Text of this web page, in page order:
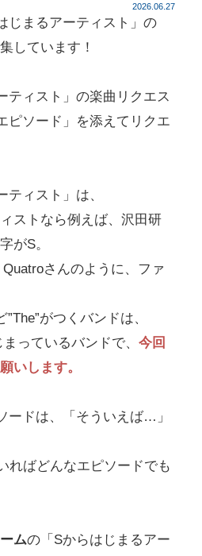
2026.06.27
じまるアーティスト」の
しています！
ティスト」の楽曲リクエス
ピソード」を添えてリクエ
ティスト」は、
ストなら例えば、沢田研
がS。
さんのように、ファ
がつくバンドは、
っているバンドで、 今回
いします。
ードは、「そういえば…」
ればどんなエピソードでも
ムの「Sからはじまるアー